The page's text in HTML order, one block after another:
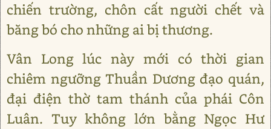
chiến trường, chôn cất người chết và
băng bó cho những ai bị thương.
Vân Long lúc này mới có thời gian
chiêm ngưỡng Thuần Dương đạo quán,
đại điện thờ tam thánh của phái Côn
Luân. Tuy không lớn bằng Ngọc Hư